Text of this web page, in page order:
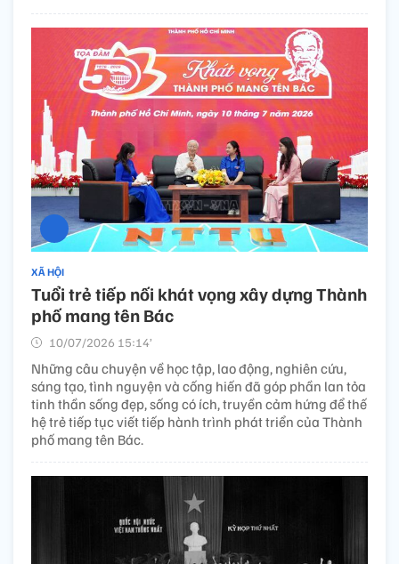
XÃ HỘI
Tuổi trẻ tiếp nối khát vọng xây dựng Thành
phố mang tên Bác
10/07/2026 15:14’
Những câu chuyện về học tập, lao động, nghiên cứu,
sáng tạo, tình nguyện và cống hiến đã góp phần lan tỏa
tinh thần sống đẹp, sống có ích, truyền cảm hứng để thế
hệ trẻ tiếp tục viết tiếp hành trình phát triển của Thành
phố mang tên Bác.